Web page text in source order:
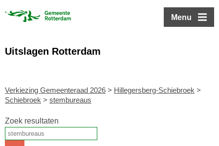
Menu
Uitslagen Rotterdam
Verkiezing Gemeenteraad 2026 > Hillegersberg-Schiebroek >
Schiebroek > stembureaus
Zoek resultaten